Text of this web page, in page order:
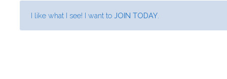
I like what I see! I want to JOIN TODAY.